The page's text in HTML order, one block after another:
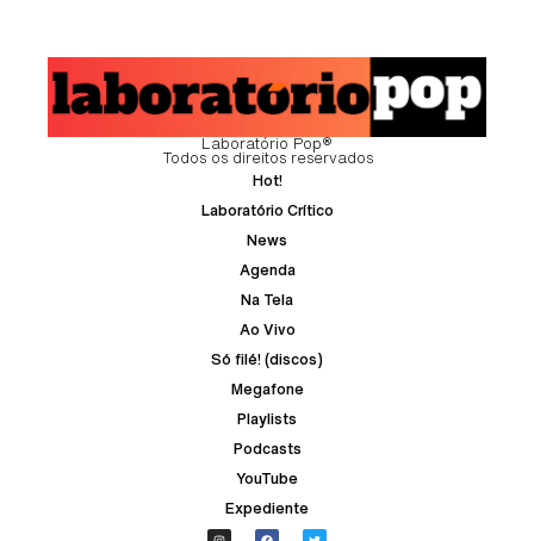
Laboratório Pop®
Todos os direitos reservados
Hot!
Laboratório Crítico
News
Agenda
Na Tela
Ao Vivo
Só filé! (discos)
Megafone
Playlists
Podcasts
YouTube
Expediente